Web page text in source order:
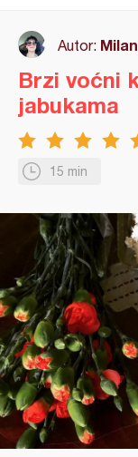
Autor:
15 min
Brzi voćni
jabukama